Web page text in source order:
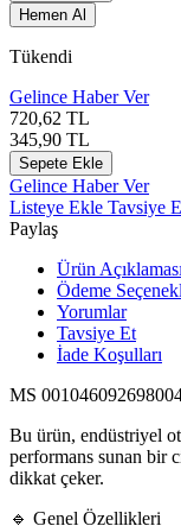
Hemen Al
Tükendi
Gelince Haber Ver
720,62 TL
345,90 TL
Sepete Ekle
Gelince Haber Ver
Listeye Ekle Tavsiye
Paylaş
Ürün Açıklaması
Ödeme
Yorumlar
Tavsiye Et
İade Koşulları
MS
Bu ürün, endüstriyel
performans sunan bir
dikkat çeker.
🔹 Genel Özellikleri